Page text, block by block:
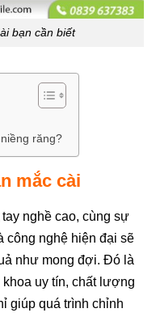
bạn cần biết
răng?
mắc cài
nghề cao, cùng sự
công nghệ hiện đại sẽ
như mong đợi. Đó là
uy tín, chất lượng
giúp quá trình chỉnh